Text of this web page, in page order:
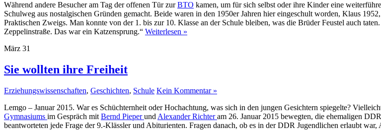
Während andere Besucher am Tag der offenen Tür zurBTO kamen, um für sich selbst oder ihre Kinder eine
Schulweg aus nostalgischen Gründen gemacht. Beide waren in den 1950er Jahren hier eingeschult worden, Klaus
Praktischen Zweigs. Man konnte von der 1. bis zur 10. Klasse an der Schule bleiben, was die Brüder Feustel auch
Zeppelinstraße. Das war ein Katzensprung.“ Weiterlesen »
März 31
Sie wollten ihre Freiheit
Erziehungswissenschaften, Geschichten, Schule Kein Kommentar »
Lemgo – Januar 2015. War es Schüchternheit oder Hochachtung, was sich in den jungen Gesichtern spiegelte?
Gymnasiums im Gespräch mit Bernd Pieperund Alexander Richteram 26. Januar 2015 bewegten, die ehemaligen
beantworteten jede Frage der 9.-Klässler und Abiturienten. Fragen danach, ob es in der DDR Jugendlichen erlaubt